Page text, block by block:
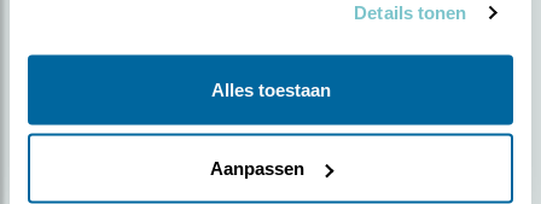
Details tonen
Alles toestaan
Aanpassen
Zat stil op een hekje te kijken. Wilde een foto
maken en op dat moment vloog de zwaluw weg.
Gelukstreffer dus
Foto genomen in: Friescheveen Paterswolde